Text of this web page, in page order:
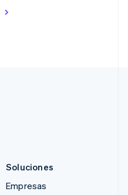
Soluciones
Empresas